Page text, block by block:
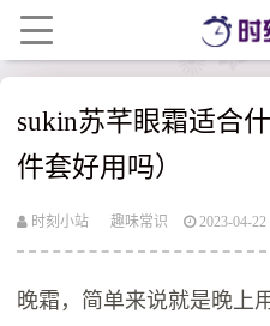
sukin苏芊眼霜适合
件套好用吗）
时刻小站 趣味常识 2023-04-22
晚霜，简单来说就是晚上